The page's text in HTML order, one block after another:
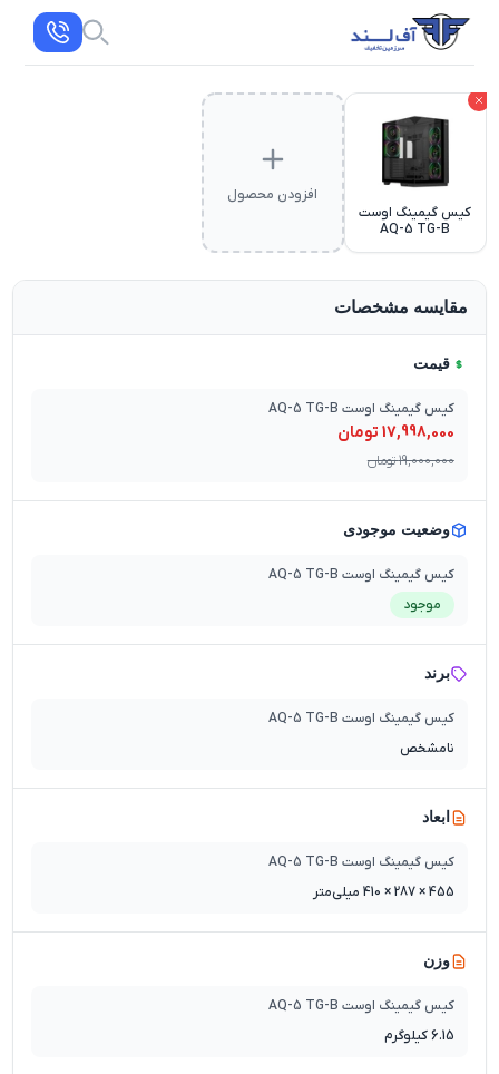
کیس گیمینگ اوست
AQ-5 TG-B
افزودن محصول
مقایسه مشخصات
قیمت
کیس گیمینگ اوست AQ-5 TG-B
17,998,000 تومان
19,000,000تومان
وضعیت موجودی
کیس گیمینگ اوست AQ-5 TG-B
موجود
برند
کیس گیمینگ اوست AQ-5 TG-B
نامشخص
ابعاد
کیس گیمینگ اوست AQ-5 TG-B
455 × 287 × 410 میلی‌متر
وزن
کیس گیمینگ اوست AQ-5 TG-B
6.15 کیلوگرم